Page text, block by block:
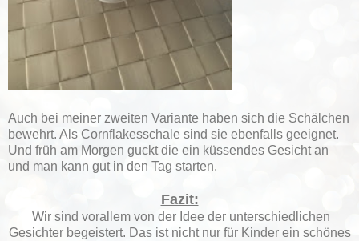
Auch bei meiner zweiten Variante haben sich die Schälchen
bewehrt. Als Cornflakesschale sind sie ebenfalls geeignet.
Und früh am Morgen guckt die ein küssendes Gesicht an
und man kann gut in den Tag starten.
Fazit:
Wir sind vorallem von der Idee der unterschiedlichen
Gesichter begeistert. Das ist nicht nur für Kinder ein schönes